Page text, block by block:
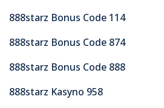
888starz Bonus Code 114
888starz Bonus Code 874
888starz Bonus Code 888
888starz Kasyno 958